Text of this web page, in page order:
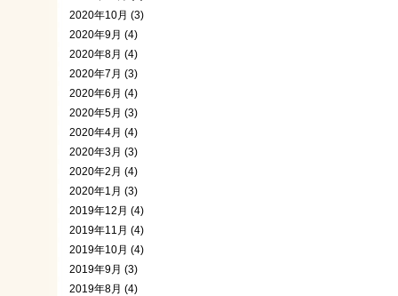
2020年10月 (3)
2020年9月 (4)
2020年8月 (4)
2020年7月 (3)
2020年6月 (4)
2020年5月 (3)
2020年4月 (4)
2020年3月 (3)
2020年2月 (4)
2020年1月 (3)
2019年12月 (4)
2019年11月 (4)
2019年10月 (4)
2019年9月 (3)
2019年8月 (4)